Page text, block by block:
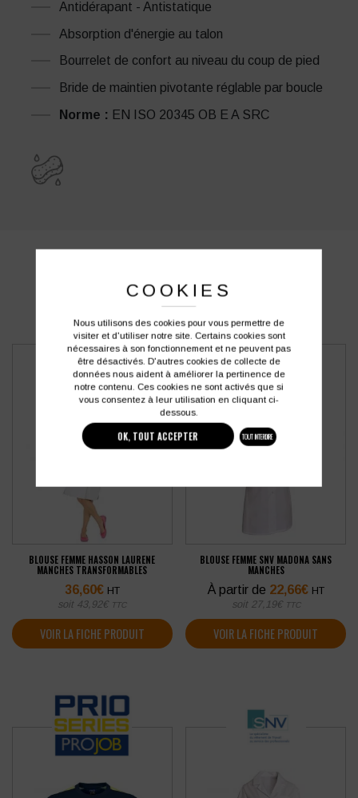
Antidérapant - Antistatique
Absorption d'énergie au talon
Bourrelet de confort au niveau du coup de pied
Bride de maintien pivotante réglable par boucle
Norme : EN ISO 20345 OB E A SRC
BLOUSE FEMME HASSON LAURENE
MANCHES TRANSFORMABLES
36,60€ HT
soit 43,92€ TTC
VOIR LA FICHE PRODUIT
BLOUSE FEMME SNV MADONA SANS
MANCHES
À partir de 22,66€ HT
soit 27,19€ TTC
VOIR LA FICHE PRODUIT
COOKIES
Nous utilisons des cookies pour vous permettre de
visiter et d'utiliser notre site. Certains cookies sont
nécessaires à son fonctionnement et ne peuvent pas
être désactivés. D'autres cookies de collecte de
données nous aident à améliorer la pertinence de
notre contenu. Ces cookies ne sont activés que si
vous consentez à leur utilisation en cliquant ci-
dessous.
OK, TOUT ACCEPTER TOUT INTERDIRE